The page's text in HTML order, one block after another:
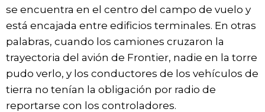
se encuentra en el centro del campo de vuelo y
está encajada entre edificios terminales. En otras
palabras, cuando los camiones cruzaron la
trayectoria del avión de Frontier, nadie en la torre
pudo verlo, y los conductores de los vehículos de
tierra no tenían la obligación por radio de
reportarse con los controladores.